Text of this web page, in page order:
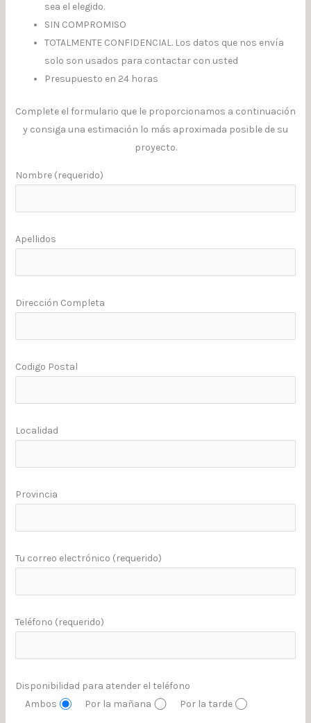
sea el elegido.
SIN COMPROMISO
TOTALMENTE CONFIDENCIAL. Los datos que nos envía
solo son usados para contactar con usted
Presupuesto en 24 horas
Complete el formulario que le proporcionamos a continuación
y consiga una estimación lo más aproximada posible de su
proyecto.
Nombre (requerido)
Apellidos
Dirección Completa
Codigo Postal
Localidad
Provincia
Tu correo electrónico (requerido)
Teléfono (requerido)
Disponibilidad para atender el teléfono
Ambos
Por la mañana Por la tarde